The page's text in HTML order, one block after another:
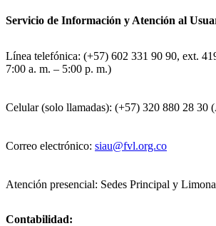
Servicio de Información y Atención al
Línea telefónica: (+57) 602 331 90 90, ext.
7:00 a. m. – 5:00 p. m.)
Celular (solo llamadas): (+57) 320 880 28 30
Correo electrónico: siau@fvl.org.co
Atención presencial: Sedes Principal y
Contabilidad: